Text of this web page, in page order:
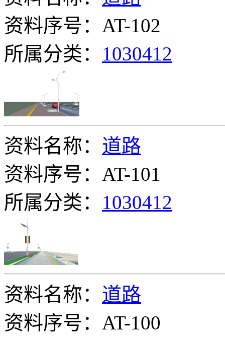
资料序号：AT-102
所属分类： 1030412
资料名称： 道路
资料序号：AT-101
所属分类： 1030412
资料名称： 道路
资料序号：AT-100